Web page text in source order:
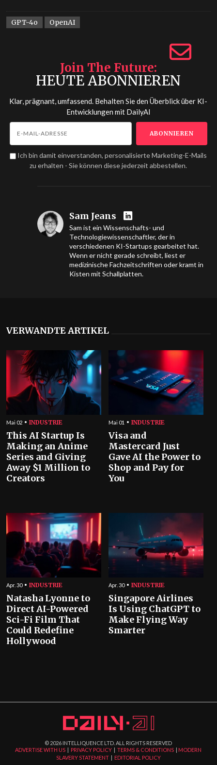
GPT-4o OpenAI
Join The Future
HEUTE ABONNIEREN
Klar, prägnant, umfassend. Behalten Sie den Überblick über KI-
Entwicklungen mit DailyAI
Ich bin damit einverstanden, personalisierte Marketing-E-Mails
zu erhalten - Sie können diese jederzeit abbestellen.
Sam Jeans
Sam ist ein Wissenschafts- und
Technologiewissenschaftler, der in
verschiedenen KI-Startups gearbeitet hat.
Wenn er nicht gerade schreibt, liest er
medizinische Fachzeitschriften oder kramt in
Kisten mit Schallplatten.
VERWANDTE ARTIKEL
Mai 02 INDUSTRIE
This AI Startup Is
Making an Anime
Series and Giving
Away $1 Million to
Creators
Mai 01 INDUSTRIE
Visa and
Mastercard Just
Gave AI the Power to
Shop and Pay for
You
Apr. 30 INDUSTRIE
Natasha Lyonne to
Direct AI-Powered
Sci-Fi Film That
Could Redefine
Hollywood
Apr. 30 INDUSTRIE
Singapore Airlines
Is Using ChatGPT to
Make Flying Way
Smarter
© 2026 INTELLIQUENCE LTD. ALL RIGHTS RESERVED
ADVERTISE WITH US
PRIVACY POLICY |TERMS & CONDITIONS
MODERN
SLAVERY STATEMENT| EDITORIAL POLICY